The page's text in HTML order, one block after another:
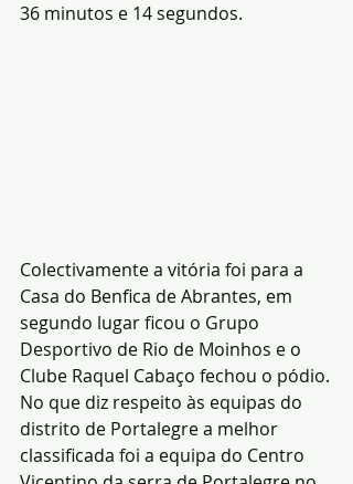
36 minutos e 14 segundos.
Colectivamente a vitória foi para a
Casa do Benfica de Abrantes, em
segundo lugar ficou o Grupo
Desportivo de Rio de Moinhos e o
Clube Raquel Cabaço fechou o pódio.
No que diz respeito às equipas do
distrito de Portalegre a melhor
classificada foi a equipa do Centro